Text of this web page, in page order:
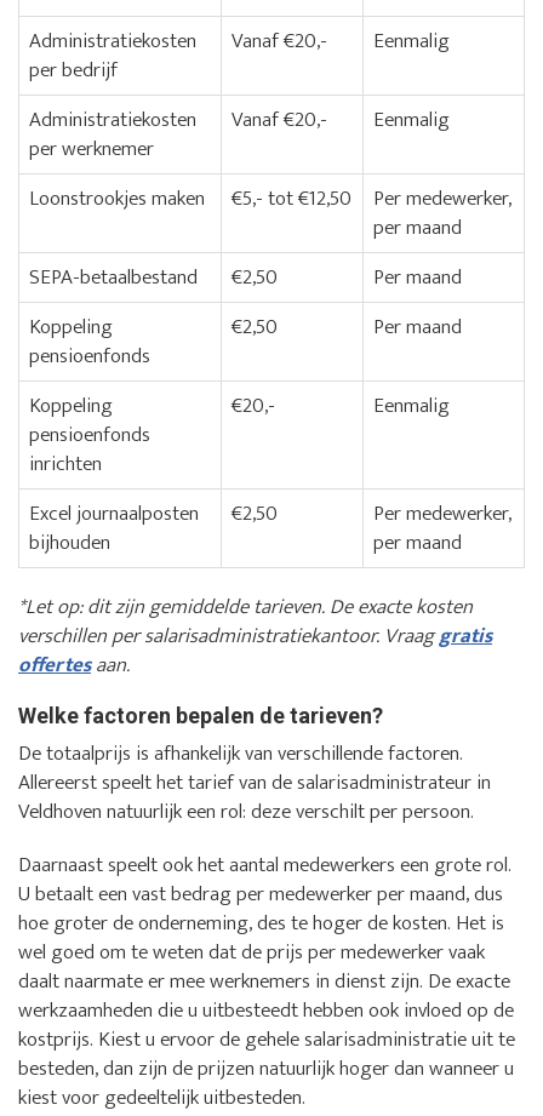
Administratiekosten
per bedrijf
Vanaf €20,- Eenmalig
Administratiekosten
per werknemer
Vanaf €20,- Eenmalig
Loonstrookjes maken €5,- tot €12,50
Per medewerker,
per maand
SEPA-betaalbestand
€2,50
Per maand
Koppeling
pensioenfonds
€2,50 Per maand
Koppeling
pensioenfonds
inrichten
€20,- Eenmalig
Excel journaalposten
bijhouden
€2,50
Per medewerker,
per maand
*Let op: dit zijn gemiddelde tarieven. De exacte kosten
verschillen per salarisadministratiekantoor. Vraaggratis
offertesaan.
Welke factoren bepalen de tarieven?
De totaalprijs is afhankelijk van verschillende factoren.
Allereerst speelt het tarief van de salarisadministrateur in
Veldhoven natuurlijk een rol: deze verschilt per persoon.
Daarnaast speelt ook het aantal medewerkers een grote rol.
U betaalt een vast bedrag per medewerker per maand, dus
hoe groter de onderneming, des te hoger de kosten. Het is
wel goed om te weten dat de prijs per medewerker vaak
daalt naarmate er mee werknemers in dienst zijn. De exacte
werkzaamheden die u uitbesteedt hebben ook invloed op de
kostprijs. Kiest u ervoor de gehele salarisadministratie uit te
besteden, dan zijn de prijzen natuurlijk hoger dan wanneer u
kiest voor gedeeltelijk uitbesteden.